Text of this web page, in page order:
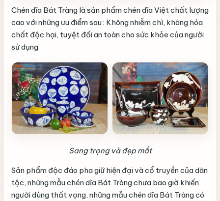
Chén dĩa Bát Tràng là sản phẩm chén dĩa Việt chất lượng
cao với những ưu điểm sau : Không nhiễm chì, không hóa
chất độc hại, tuyệt đối an toàn cho sức khỏe của người
sử dụng.
Sang trọng và đẹp mắt
Sản phẩm độc đáo pha giữ hiện đại và cổ truyền của dân
tộc, những mẫu chén dĩa Bát Tràng chưa bao giờ khiến
người dùng thất vọng, những mẫu chén dĩa Bát Tràng có